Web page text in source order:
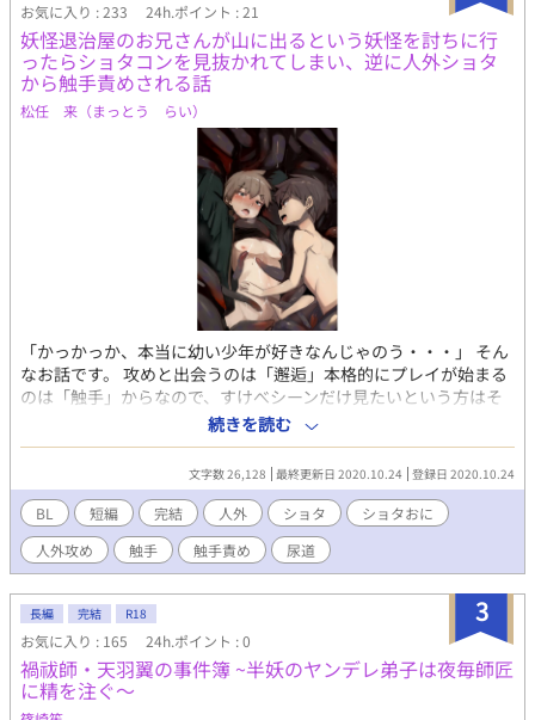
お気に入り : 233 24h.ポイント : 21
妖怪退治屋のお兄さんが山に出るという妖怪を討ちに行
ったらショタコンを見抜かれてしまい、逆に人外ショタ
から触手責めされる話
松任 来（まっとう らい）
「かっかっか、本当に幼い少年が好きなんじゃのう・・・」 そん
なお話です。 攻めと出会うのは「邂逅」本格的にプレイが始まる
のは「触手」からなので、すけべシーンだけ見たいという方はそ
こまで飛ばしてください。昔からなぜか結婚に気が乗らない妖怪
退治屋のお兄さんが、人に化けるという妖怪を退治しに山に行っ
た、という情報だけ分かっておけば大丈夫だと思います。 もうエ
ロすぎて素晴らしすぎる表紙絵は し様
（https://www.pixiv.net/users/30833339）が描いてくださいま
した。本当にありがとうございます！そもそも触手ショタという
概念を与えてくださったのもし様だったり・・・心から感謝して
ますっ！ 慣れない文体、初めての時代物（なんちゃって要素が強
すぎますが）、初めての触手モノ・・・とめちゃくちゃ頑張って
書きました・・・これ完成しないかもしれないと何度も心が折れ
かけたので、ぜひ一言でもいいので感想が欲しいです！本当に一
言だけでもすごく喜ぶので、どうぞよろしくお願いします！ 追
記：し様が描いてくださったキャラデザ案です！あまりに良すぎ
てこれも見てもらわないともったいなさすぎる…！と思ったので
続きを読む
文字数 26,128 最終更新日 2020.10.24 登録日 2020.10.24
BL 短編 完結 人外 ショタ
ショタおに
人外攻め
触手 触手責め 尿道
3
長編 完結 R18
お気に入り : 165 24h.ポイント : 0
禍祓師・天羽翼の事件簿 ~半妖のヤンデレ弟子は夜毎師匠
に精を注ぐ～